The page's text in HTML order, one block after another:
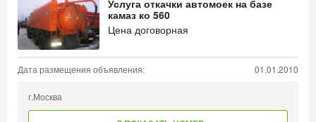
Услуга откачки автомоек на базе
камаз ко 560
Цена договорная
Дата размещения объявления: 01.01.2010
г.Москва